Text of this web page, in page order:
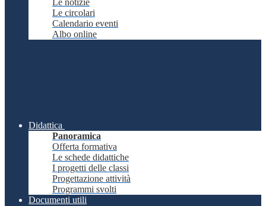
Le notizie
Le circolari
Calendario eventi
Albo online
Didattica
Panoramica
Offerta formativa
Le schede didattiche
I progetti delle classi
Progettazione attività
Programmi svolti
Documenti utili